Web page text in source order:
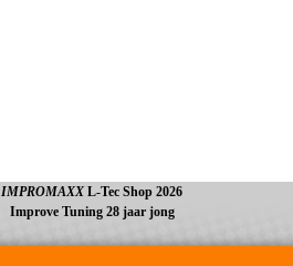
IMPROMAXX L-Tec Shop 2026
Improve Tuning 28 jaar jong